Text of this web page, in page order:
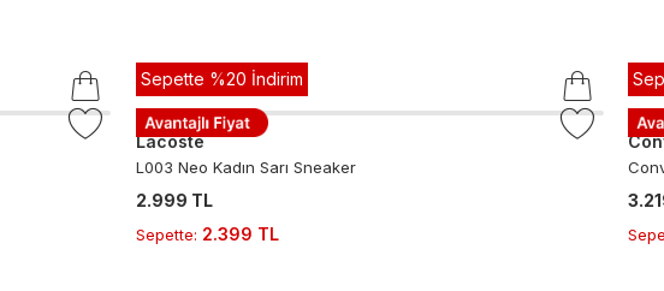
Sepette %20 İndirim
Lacoste
L003 Neo Kadın Sarı Sneaker
2.999 TL
Sepette: 2.399 TL